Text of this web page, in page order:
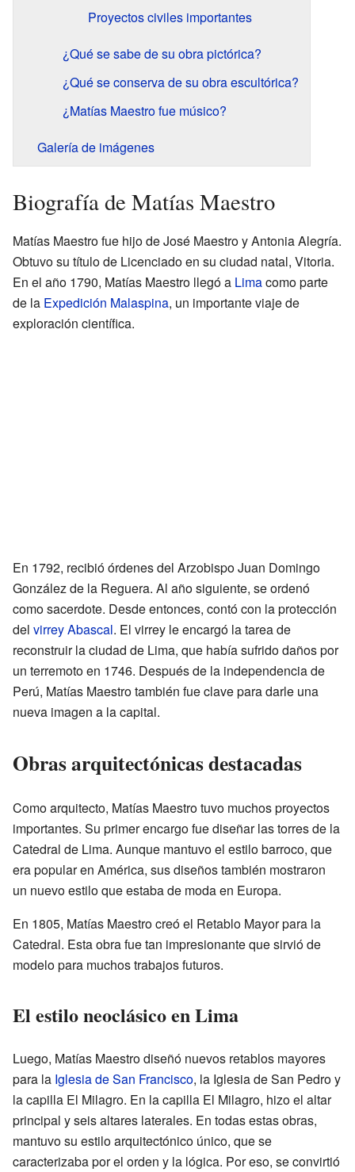
Proyectos civiles importantes
¿Qué se sabe de su obra pictórica?
¿Qué se conserva de su obra escultórica?
¿Matías Maestro fue músico?
Galería de imágenes
Biografía de Matías Maestro
Matías Maestro fue hijo de José Maestro y Antonia Alegría.
Obtuvo su título de Licenciado en su ciudad natal, Vitoria.
En el año 1790, Matías Maestro llegó a Limacomo parte
de la Expedición Malaspina, un importante viaje de
exploración científica.
En 1792, recibió órdenes del Arzobispo Juan Domingo
González de la Reguera. Al año siguiente, se ordenó
como sacerdote. Desde entonces, contó con la protección
del virrey Abascal. El virrey le encargó la tarea de
reconstruir la ciudad de Lima, que había sufrido daños por
un terremoto en 1746. Después de la independencia de
Perú, Matías Maestro también fue clave para darle una
nueva imagen a la capital.
Obras arquitectónicas destacadas
Como arquitecto, Matías Maestro tuvo muchos proyectos
importantes. Su primer encargo fue diseñar las torres de la
Catedral de Lima. Aunque mantuvo el estilo barroco, que
era popular en América, sus diseños también mostraron
un nuevo estilo que estaba de moda en Europa.
En 1805, Matías Maestro creó el Retablo Mayor para la
Catedral. Esta obra fue tan impresionante que sirvió de
modelo para muchos trabajos futuros.
El estilo neoclásico en Lima
Luego, Matías Maestro diseñó nuevos retablos mayores
para la Iglesia de San Francisco, la Iglesia de San Pedro y
la capilla El Milagro. En la capilla El Milagro, hizo el altar
principal y seis altares laterales. En todas estas obras,
mantuvo su estilo arquitectónico único, que se
caracterizaba por el orden y la lógica. Por eso, se convirtió